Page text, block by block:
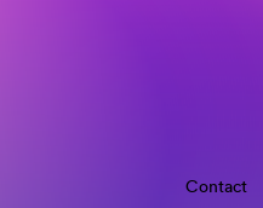
Contact